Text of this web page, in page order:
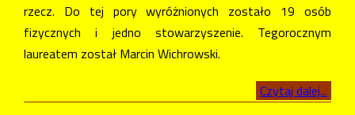
rzecz. Do tej pory wyróżnionych zostało 19 osób
fizycznych i jedno stowarzyszenie. Tegorocznym
laureatem został Marcin Wichrowski.
Czytaj dalej...